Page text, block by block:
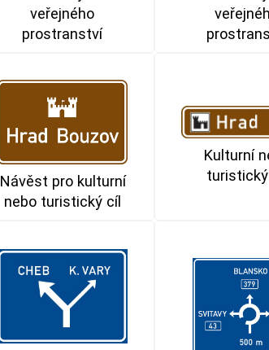
veřejného
prostranství
Návěst pro kulturní
nebo turistický cíl
Kulturní